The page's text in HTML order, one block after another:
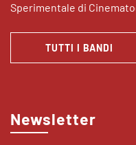
Sperimentale di
TUTTI I BANDI
Newsletter